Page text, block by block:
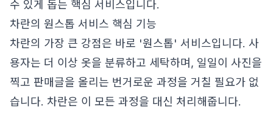
수 있게 돕는 핵심 서비스입니다.
차란의 원스톱 서비스 핵심 기능
차란의 가장 큰 강점은 바로 '원스톱' 서비스입니다. 사
용자는 더 이상 옷을 분류하고 세탁하며, 일일이 사진을
찍고 판매글을 올리는 번거로운 과정을 거칠 필요가 없
습니다. 차란은 이 모든 과정을 대신 처리해줍니다.